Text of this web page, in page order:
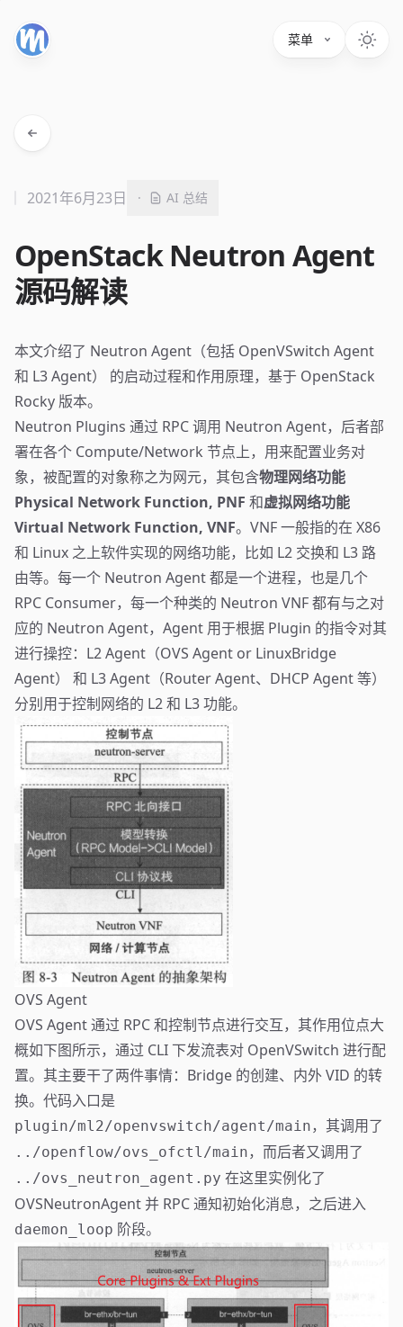
菜单
OpenStack Neutron Agent
源码解读
2021年6月23日 · AI 总结
本文介绍了 Neutron Agent（包括 OpenVSwitch Agent
和 L3 Agent） 的启动过程和作用原理，基于 OpenStack
Rocky 版本。
Neutron Plugins 通过 RPC 调用 Neutron Agent，后者部
署在各个 Compute/Network 节点上，用来配置业务对
象，被配置的对象称之为网元，其包含物理网络功能
Physical Network Function, PNF 和虚拟网络功能
Virtual Network Function, VNF。VNF 一般指的在 X86
和 Linux 之上软件实现的网络功能，比如 L2 交换和 L3 路
由等。每一个 Neutron Agent 都是一个进程，也是几个
RPC Consumer，每一个种类的 Neutron VNF 都有与之对
应的 Neutron Agent，Agent 用于根据 Plugin 的指令对其
进行操控：L2 Agent（OVS Agent or LinuxBridge
Agent） 和 L3 Agent（Router Agent、DHCP Agent 等）
分别用于控制网络的 L2 和 L3 功能。
OVS Agent
OVS Agent 通过 RPC 和控制节点进行交互，其作用位点大
概如下图所示，通过 CLI 下发流表对 OpenVSwitch 进行配
置。其主要干了两件事情：Bridge 的创建、内外 VID 的转
换。代码入口是
plugin/ml2/openvswitch/agent/main，其调用了
../openflow/ovs_ofctl/main，而后者又调用了
../ovs_neutron_agent.py 在这里实例化了
OVSNeutronAgent 并 RPC 通知初始化消息，之后进入
daemon_loop 阶段。